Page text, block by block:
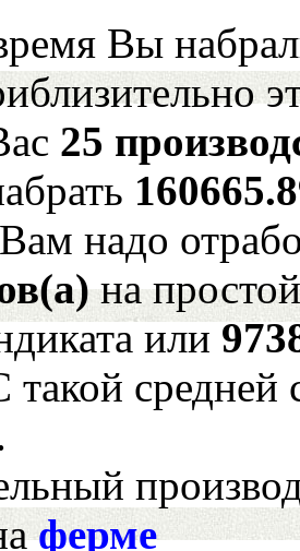
Вы
25
надо
на
или
такой
ферме